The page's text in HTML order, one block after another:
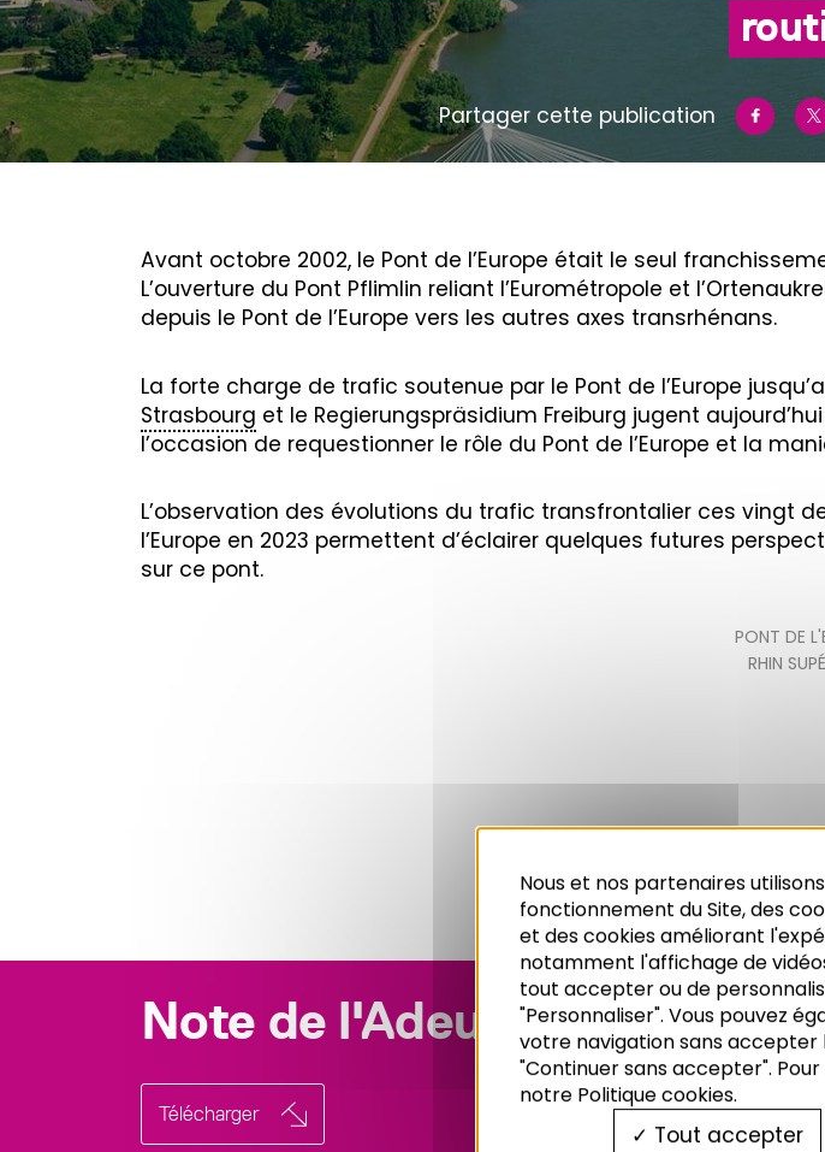
Partager cette publication
Avant octobre 2002, le Pont de l’Europe était le seul
L’ouverture du Pont Pflimlin reliant l’Eurométropole et
depuis le Pont de l’Europe vers les autres axes transrhénans.
La forte charge de trafic soutenue par le Pont de l’Europe
Strasbourg et le Regierungspräsidium Freiburg jugent
l’occasion de requestionner le rôle du Pont de l’Europe et la
L’observation des évolutions du trafic transfrontalier ces vingt
l’Europe en 2023 permettent d’éclairer quelques futures
sur ce pont.
PONT DE
RHIN
Note de l'Adeus n°345
Télécharger
Nous et nos partenaires
fonctionnement du Site, des
et des cookies améliorant
notamment l'affichage de
tout accepter ou de
"Personnaliser". Vous pouvez
votre navigation sans accepter
"Continuer sans accepter".
notre Politique cookies.
Tout accepter